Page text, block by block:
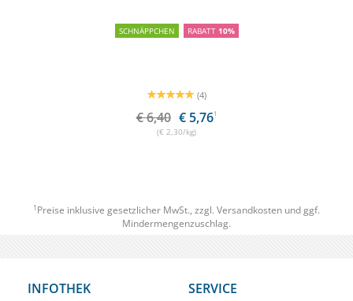
SCHNÄPPCHEN RABATT 10%
(4)
€ 6,40 € 5,761
(€ 2,30/kg)
1 Preise inklusive gesetzlicher MwSt., zzgl. Versandkosten und ggf.
Mindermengenzuschlag.
INFOTHEK SERVICE